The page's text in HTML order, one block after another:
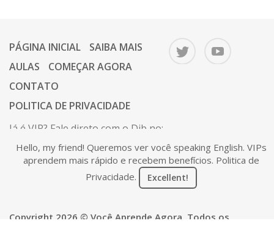
PÁGINA INICIAL
SAIBA MAIS
AULAS
COMEÇAR AGORA
CONTATO
POLITICA DE PRIVACIDADE
Já é VIP? Fale direto com o Dib no:
67 9 9646-1112.
Ou mande um e-mail para o Dib:
contato@voceaprendeagora.com
Copyright 2026 © Você Aprende Agora. Todos os
Hello, my friend! Queremos ver você speaking English. VIPs
aprendem mais rápido e recebem benefícios. Politica de
Privacidade. Excellent!